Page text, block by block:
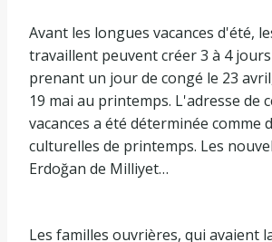
Avant les longues vacances d'été,
travaillent peuvent créer 3 à 4 jours
prenant un jour de congé le 23
19 mai au printemps. L'adresse de
vacances a été déterminée comme
culturelles de printemps. Les
Erdoğan de Milliyet…
Les familles ouvrières, qui avaient